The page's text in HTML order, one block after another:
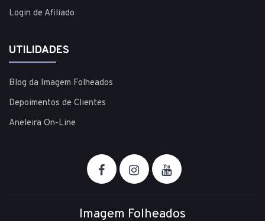
Login de Afiliado
UTILIDADES
Blog da Imagem Folheados
Depoimentos de Clientes
Aneleira On-Line
Imagem Folheados